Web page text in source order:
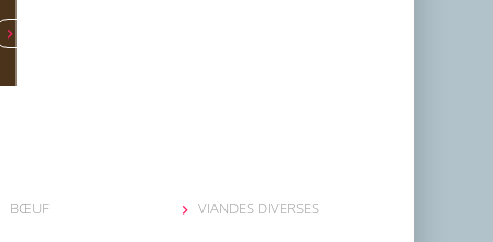

BŒUF  VIANDES DIVERSES